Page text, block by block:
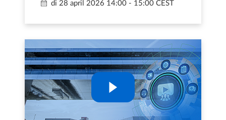
di 28 april 2026 14:00 - 15:00 CEST